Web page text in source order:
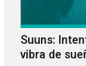
Suuns:
vibra de